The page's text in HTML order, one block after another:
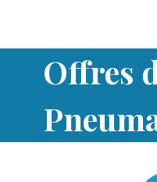
Offres